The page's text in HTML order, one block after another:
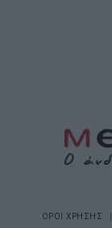
ΟΡΟΙ ΧΡΗΣΗΣ